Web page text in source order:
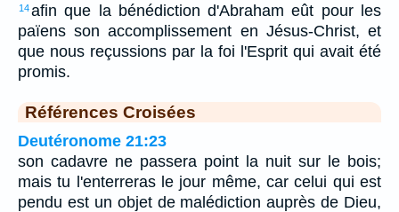
14afin que la bénédiction d'Abraham eût pour les
païens son accomplissement en Jésus-Christ, et
que nous reçussions par la foi l'Esprit qui avait été
promis.
Références Croisées
Deutéronome 21:23
son cadavre ne passera point la nuit sur le bois;
mais tu l'enterreras le jour même, car celui qui est
pendu est un objet de malédiction auprès de Dieu,